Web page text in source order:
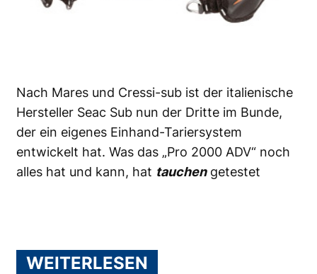
Nach Mares und Cressi-sub ist der italienische
Hersteller Seac Sub nun der Dritte im Bunde,
der ein eigenes Einhand-Tariersystem
entwickelt hat. Was das „Pro 2000 ADV“ noch
alles hat und kann, hat tauchengetestet
WEITERLESEN